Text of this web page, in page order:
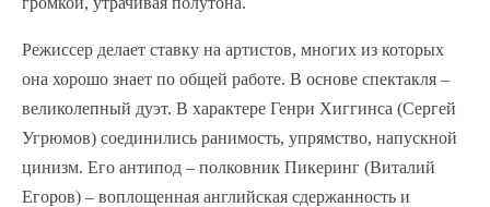
Режиссер делает ставку на артистов, многих из которых
она хорошо знает по общей работе. В основе спектакля –
великолепный дуэт. В характере Генри Хиггинса (Сергей
Угрюмов) соединились ранимость, упрямство, напускной
цинизм. Его антипод – полковник Пикеринг (Виталий
Егоров) – воплощенная английская сдержанность и